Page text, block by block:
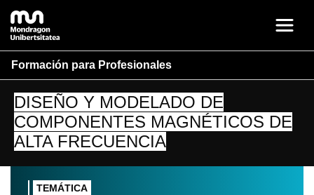
Formación para Profesionales
DISEÑO Y MODELADO DE
COMPONENTES MAGNÉTICOS DE
ALTA FRECUENCIA
TEMÁTICA